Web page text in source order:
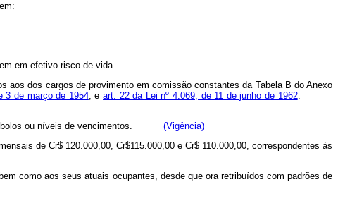
em efetivo risco de vida.
dos cargos de provimento em comissão constantes da Tabela B do Anexo
3 de março de 1954, eart. 22 da Lei nº 4.069, de 11 de junho de 1962.
ou níveis de vencimentos. (Vigência)
de Cr$ 120.000,00, Cr$115.000,00 e Cr$ 110.000,00, correspondentes às
como aos seus atuais ocupantes, desde que ora retribuídos com padrões de